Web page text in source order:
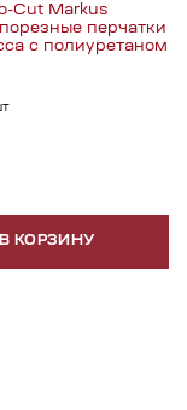
Cut Markus
перчатки
с полиуретаном
В КОРЗИНУ